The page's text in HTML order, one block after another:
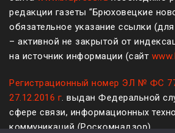
редакции газеты “Брюховецкие
обязательное указание ссылки
– активной не закрытой от
на источник информации (сайт
Регистрационный номер ЭЛ № ФС
27.12.2016 г. выдан Федеральной
сфере связи, информационных
коммуникаций (Роскомнадзор)